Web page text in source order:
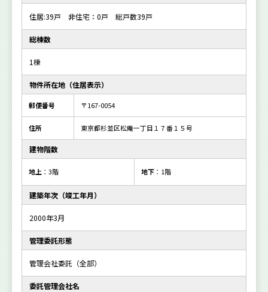
住居:39戸 非住宅：0戸 総戸数39戸
総棟数
1棟
物件所在地（住居表示）
郵便番号 〒167-0054
住所 東京都杉並区松庵一丁目１７番１５号
建物階数
地上 ：3階 地下：1階
建築年次（竣工年月）
2000年3月
管理委託形態
管理会社委託（全部）
委託管理会社名